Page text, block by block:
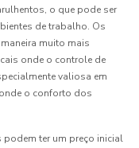
o que pode ser
de trabalho. Os
muito mais
onde o controle de
valiosa em
o conforto dos
ter um preço inicial